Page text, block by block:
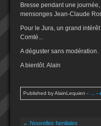
Bresse pendant une
mensonges Jean-Claude
Pour le Jura, un grand
Comté...
A déguster sans modération.
A bientôt. Alain
Published by AlainLequien - -
← Nouvelles familiales